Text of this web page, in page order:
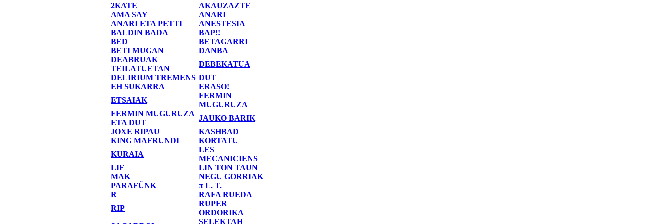
2KATE
AKAUZAZTE
AMA SAY
ANARI
ANARI ETA PETTI
ANESTESIA
BALDIN BADA
BAP!!
BED
BETAGARRI
BETI MUGAN
DANBA
DEABRUAK
TEILATUETAN
DEBEKATUA
DELIRIUM TREMENS DUT
EH SUKARRA
ERASO!
ETSAIAK
FERMIN
MUGURUZA
FERMIN MUGURUZA
ETA DUT
JAUKO BARIK
JOXE RIPAU
KASHBAD
KING MAFRUNDI
KORTATU
KURAIA
LES
MECANICIENS
LIF
LIN TON TAUN
MAK
NEGU GORRIAK
PARAFÜNK
π L. T.
R
RAFA RUEDA
RIP
RUPER
ORDORIKA
SELEKTAH